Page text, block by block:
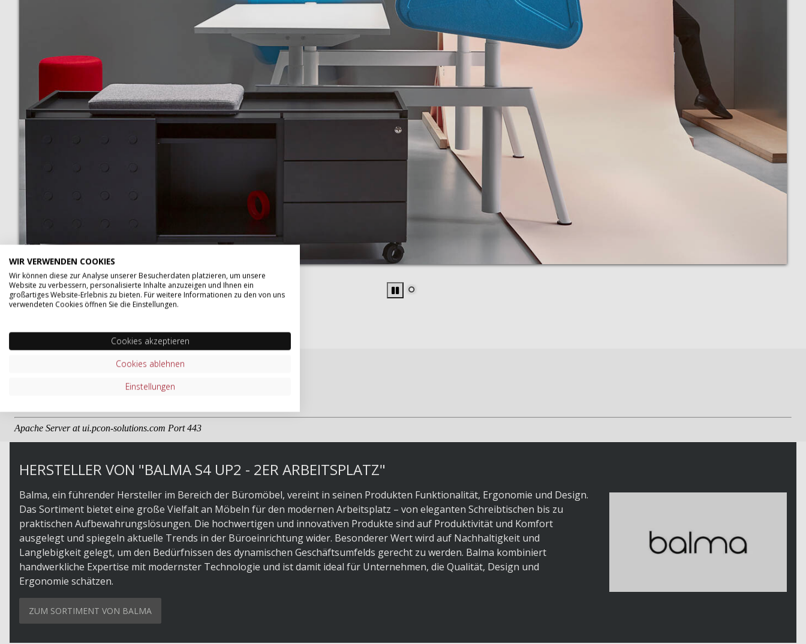
HERSTELLER VON "BALMA S4 UP2 - 2ER ARBEITSPLATZ"
Balma, ein führender Hersteller im Bereich der Büromöbel, vereint in seinen Produkten Funktionalität, Ergonomie und Design.
Das Sortiment bietet eine große Vielfalt an Möbeln für den modernen Arbeitsplatz – von eleganten Schreibtischen bis zu
praktischen Aufbewahrungslösungen. Die hochwertigen und innovativen Produkte sind auf Produktivität und Komfort
ausgelegt und spiegeln aktuelle Trends in der Büroeinrichtung wider. Besonderer Wert wird auf Nachhaltigkeit und
Langlebigkeit gelegt, um den Bedürfnissen des dynamischen Geschäftsumfelds gerecht zu werden. Balma kombiniert
handwerkliche Expertise mit modernster Technologie und ist damit ideal für Unternehmen, die Qualität, Design und
Ergonomie schätzen.
ZUM SORTIMENT VON BALMA
WIR VERWENDEN COOKIES
Wir können diese zur Analyse unserer Besucherdaten platzieren, um unsere
Website zu verbessern, personalisierte Inhalte anzuzeigen und Ihnen ein
großartiges Website-Erlebnis zu bieten. Für weitere Informationen zu den von uns
verwendeten Cookies öffnen Sie die Einstellungen.
Cookies akzeptieren
Cookies ablehnen
Einstellungen